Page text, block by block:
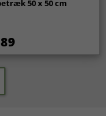
50 x 50 cm